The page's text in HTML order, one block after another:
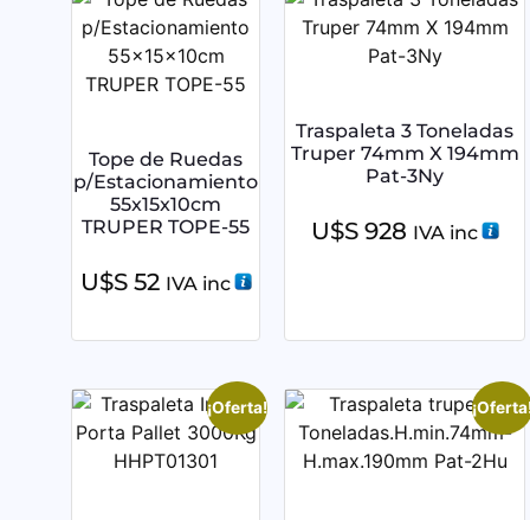
Tope de Ruedas
p/Estacionamiento
55x15x10cm
TRUPER TOPE-55
U$S52 IVA inc
Traspaleta 3 Toneladas
Truper 74mm X 194mm
Pat-3Ny
U$S928 IVA inc
¡Oferta!